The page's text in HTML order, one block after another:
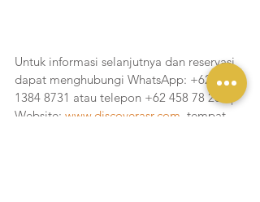
Untuk informasi selanjutnya dan reservasi
dapat menghubungi WhatsApp: +62 812
1384 8731 atau telepon +62 458 78 200 |
Website: www.discoverasr.com , tempat